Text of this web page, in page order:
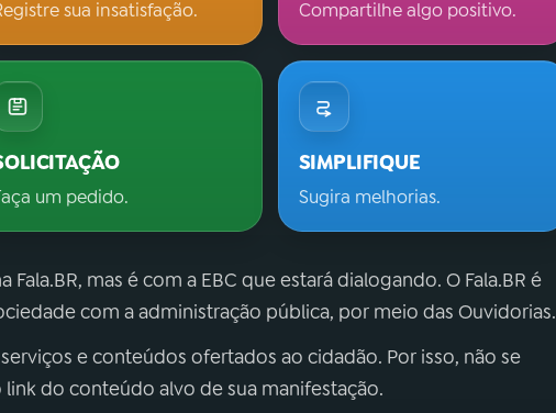
sua insatisfação. Compartilhe algo positivo.
um pedido.
SIMPLIFIQUE
Sugira melhorias.
mas é com a EBC que estará dialogando. O Fala.BR é
com a administração pública, por meio das Ouvidorias.
e conteúdos ofertados ao cidadão. Por isso, não se
do conteúdo alvo de sua manifestação.